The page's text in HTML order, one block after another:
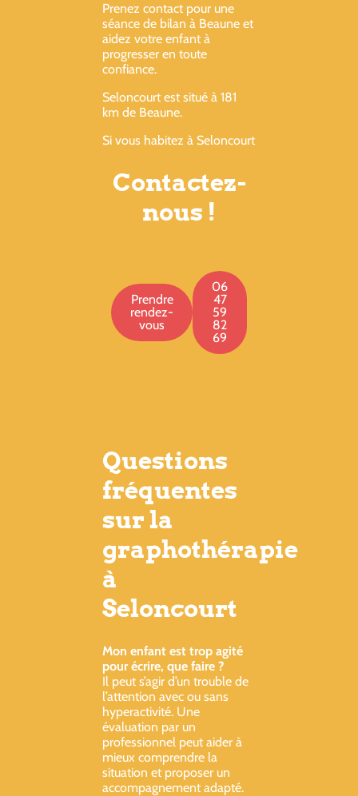
Prenez contact pour une
séance de bilan à Beaune et
aidez votre enfant à
progresser en toute
confiance.
Seloncourt est situé à 181
km de Beaune.
Si vous habitez à Seloncourt
Contactez-
nous !
Prendre
rendez-
vous
06
47
59
82
69
Questions
fréquentes
sur la
graphothérapie
à
Seloncourt
Mon enfant est trop agité
pour écrire, que faire ?
Il peut s’agir d’un trouble de
l’attention avec ou sans
hyperactivité. Une
évaluation par un
professionnel peut aider à
mieux comprendre la
situation et proposer un
accompagnement adapté.